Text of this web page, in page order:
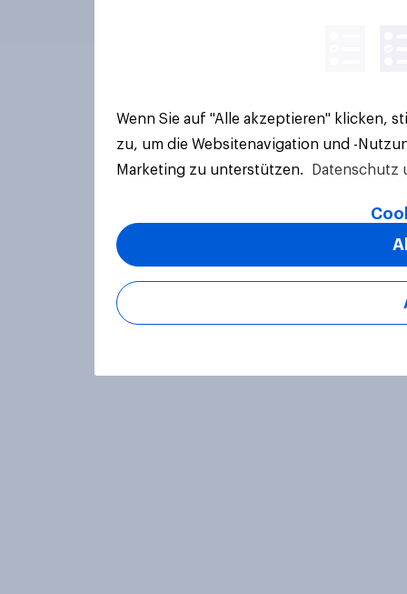
Wenn Sie auf "Alle akzeptieren" klicken,
zu, um die Websitenavigation und -
Marketing zu unterstützen.
Datenschutz